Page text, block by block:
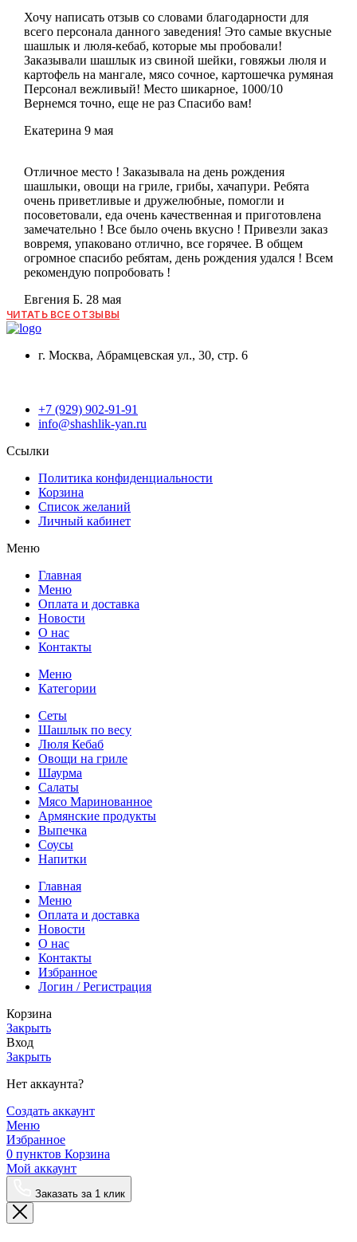
Хочу написать отзыв со словами благодарности для
всего персонала данного заведения! Это самые вкусные
шашлык и люля-кебаб, которые мы пробовали!
Заказывали шашлык из свиной шейки, говяжьи люля и
картофель на мангале, мясо сочное, картошечка румяная
Персонал вежливый! Место шикарное, 1000/10
Вернемся точно, еще не раз Спасибо вам!
Екатерина 9 мая
Отличное место ! Заказывала на день рождения
шашлыки, овощи на гриле, грибы, хачапури. Ребята
очень приветливые и дружелюбные, помогли и
посоветовали, еда очень качественная и приготовлена
замечательно ! Все было очень вкусно ! Привезли заказ
вовремя, упаковано отлично, все горячее. В общем
огромное спасибо ребятам, день рождения удался ! Всем
рекомендую попробовать !
Евгения Б. 28 мая
ЧИТАТЬ ВСЕ ОТЗЫВЫ
г. Москва, Абрамцевская ул., 30, стр. 6
+7 (929) 902-91-91
info@shashlik-yan.ru
Ссылки
Политика конфиденциальности
Корзина
Список желаний
Личный кабинет
Меню
Главная
Меню
Оплата и доставка
Новости
О нас
Контакты
Меню
Категории
Сеты
Шашлык по весу
Люля Кебаб
Овощи на гриле
Шаурма
Салаты
Мясо Маринованное
Армянские продукты
Выпечка
Соусы
Напитки
Главная
Меню
Оплата и доставка
Новости
О нас
Контакты
Избранное
Логин / Регистрация
Корзина
Закрыть
Вход
Закрыть
Нет аккаунта?
Создать аккаунт
Меню
Избранное
0 пунктов Корзина
Мой аккаунт
Заказать за 1 клик